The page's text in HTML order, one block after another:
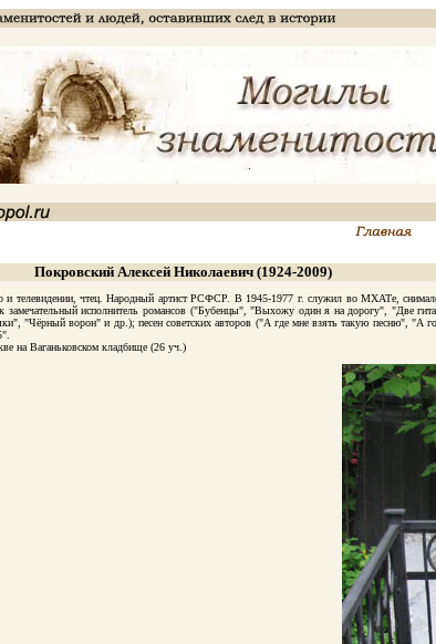
Покровский Алексей Николаевич (1924-2009)
телевидении, чтец. Народный артист РСФСР. В 1945-1977 г. служил во МХАТе,
замечательный исполнитель романсов ("Бубенцы", "Выхожу один я на дорогу", "Две
"Чёрный ворон" и др.); песен советских авторов ("А где мне взять такую песню",
на Ваганьковском кладбище (26 уч.)